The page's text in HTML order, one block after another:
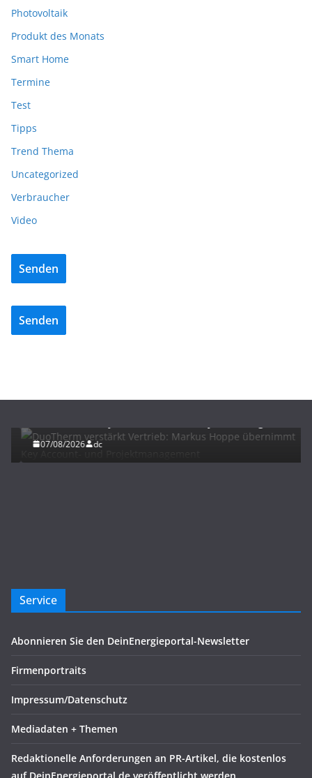
Photovoltaik
Produkt des Monats
Smart Home
Termine
Test
Tipps
Trend Thema
Uncategorized
Verbraucher
Video
Senden
Senden
07/08/2026 dc
Service
Abonnieren Sie den DeinEnergieportal-Newsletter
Firmenportraits
Impressum/Datenschutz
Mediadaten + Themen
Redaktionelle Anforderungen an PR-Artikel, die kostenlos